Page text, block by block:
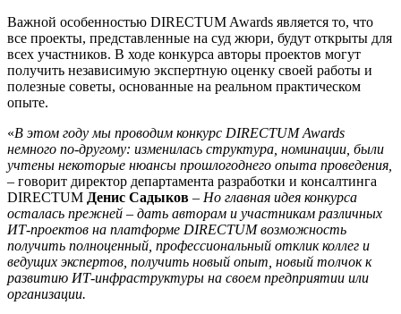
Важной особенностью DIRECTUM Awards является то, что
все проекты, представленные на суд жюри, будут открыты для
всех участников. В ходе конкурса авторы проектов могут
получить независимую экспертную оценку своей работы и
полезные советы, основанные на реальном практическом
опыте.
«В этом году мы проводим конкурс DIRECTUM Awards
немного по-другому: изменилась структура, номинации, были
учтены некоторые нюансы прошлогоднего опыта проведения,
– говорит директор департамента разработки и консалтинга
DIRECTUM Денис Садыков – Но главная идея конкурса
осталась прежней – дать авторам и участникам различных
ИТ-проектов на платформе DIRECTUMвозможность
получить полноценный, профессиональный отклик коллег и
ведущих экспертов, получить новый опыт, новый толчок к
развитию ИТ-инфраструктуры на своем предприятии или
организации.